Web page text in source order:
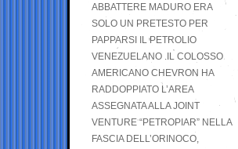
ABBATTERE MADURO ERA
SOLO UN PRETESTO PER
PAPPARSI IL PETROLIO
VENEZUELANO .IL COLOSSO
AMERICANO CHEVRON HA
RADDOPPIATO L’AREA
ASSEGNATA ALLA JOINT
VENTURE “PETROPIAR” NELLA
FASCIA DELL’ORINOCO,